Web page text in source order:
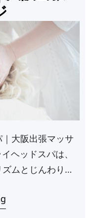
｜大阪出張マッサ
ヘッドスパは、
ムとじんわりと